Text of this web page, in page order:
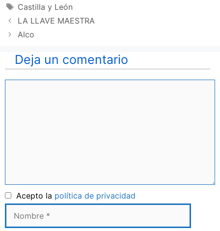
Etiquetas
Castilla y León
LA LLAVE MAESTRA
Alco
Deja un comentario
Acepto la política de privacidad